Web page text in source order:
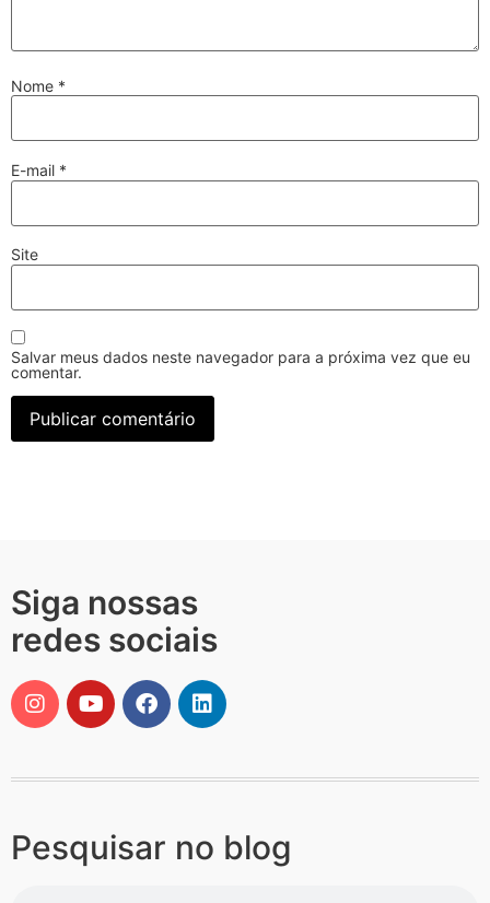
Nome *
E-mail *
Site
Salvar meus dados neste navegador para a próxima vez que eu
comentar.
Siga nossas
redes sociais
Pesquisar no blog